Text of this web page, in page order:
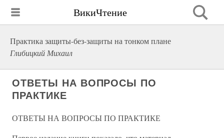
ВикиЧтение
Практика защиты-без-защиты на тонком плане
Глибицкий Михаил
ОТВЕТЫ НА ВОПРОСЫ ПО
ПРАКТИКЕ
ОТВЕТЫ НА ВОПРОСЫ ПО ПРАКТИКЕ